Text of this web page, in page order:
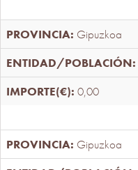
Gipuzkoa
0,00
Gipuzkoa